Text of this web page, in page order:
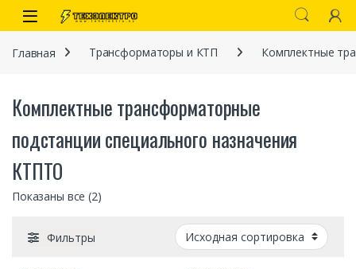
Перейти к навигации
перейти к содержанию
Open
Главная Трансформаторы и КТП Комплектные
Комплектные трансформаторные
подстанции специального назначения
КТПТО
Показаны все (2)
Фильтры